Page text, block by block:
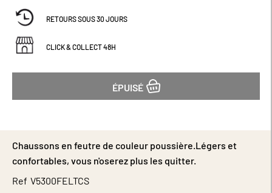
RETOURS SOUS 30 JOURS
CLICK & COLLECT 48H
ÉPUISÉ
Chaussons en feutre de couleur poussière.Légers et
confortables, vous n'oserez plus les quitter.
Ref V5300FELTCS